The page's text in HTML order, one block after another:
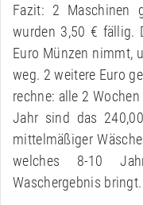
Fazit: 2 Maschinen
wurden 3,50 € fällig.
Euro Münzen nimmt,
weg. 2 weitere Euro
rechne: alle 2
Jahr sind das
mittelmäßiger
welches 8-10
Waschergebnis